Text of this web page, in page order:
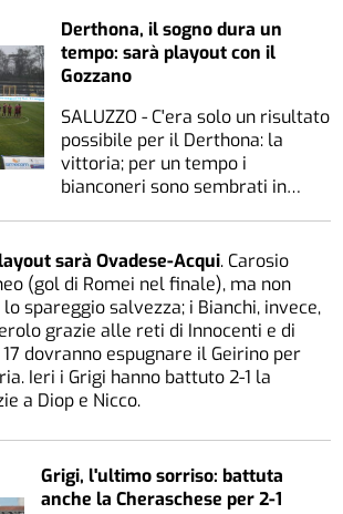
Derthona, il sogno dura un
tempo: sarà playout con il
Gozzano
SALUZZO - C'era solo un risultato
possibile per il Derthona: la
vittoria; per un tempo i
bianconeri sono sembrati in…
sarà Ovadese-Acqui. Carosio
(gol di Romei nel finale), ma non
spareggio salvezza; i Bianchi, invece,
grazie alle reti di Innocenti e di
dovranno espugnare il Geirino per
Ieri i Grigi hanno battuto 2-1 la
a Diop e Nicco.
Grigi, l'ultimo sorriso: battuta
anche la Cheraschese per 2-1